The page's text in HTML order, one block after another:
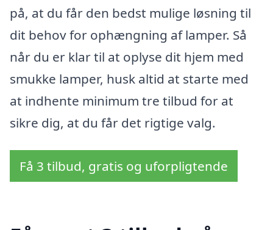
på, at du får den bedst mulige løsning til
dit behov for ophængning af lamper. Så
når du er klar til at oplyse dit hjem med
smukke lamper, husk altid at starte med
at indhente minimum tre tilbud for at
sikre dig, at du får det rigtige valg.
Få 3 tilbud, gratis og uforpligtende